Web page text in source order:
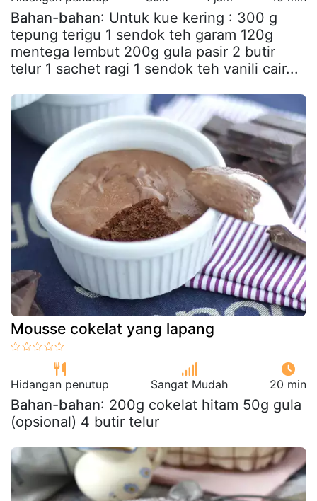
Bahan-bahan: Untuk kue kering : 300 g
tepung terigu 1 sendok teh garam 120g
mentega lembut 200g gula pasir 2 butir
telur 1 sachet ragi 1 sendok teh vanili cair...
Mousse cokelat yang lapang
Hidangan penutup Sangat Mudah 20 min
Bahan-bahan: 200g cokelat hitam 50g gula
(opsional) 4 butir telur